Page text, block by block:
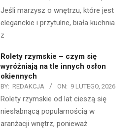
Jeśli marzysz o wnętrzu, które jest
eleganckie i przytulne, biała kuchnia
z
Rolety rzymskie – czym się
wyróżniają na tle innych osłon
okiennych
BY: REDAKCJA ON: 9 LUTEGO, 2026
Rolety rzymskie od lat cieszą się
niesłabnącą popularnością w
aranżacji wnętrz, ponieważ